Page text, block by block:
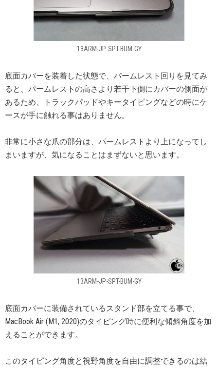
13ARM-JP-SPT-BUM-GY
底面カバーを装着した状態で、パームレスト回りを見てみ
ると、パームレストの高さより若干下側にカバーの側面が
あるため、トラックパッドやキータイピングなどの時にケ
ースが手に触れる事はありません。
非常に小さな爪の部分は、パームレストより上になってし
まいますが、気になることはまずないと思います。
13ARM-JP-SPT-BUM-GY
底面カバーに装備されているスタンド部を立てる事で、
MacBook Air (M1, 2020)のタイピング時に便利な傾斜角度を加
えることができます。
このタイピング角度と視野角度を自由に調整できるのは結